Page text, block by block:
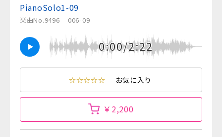
PianoSolo1-09
楽曲No.9496 006-09
0:00/2:22
☆☆☆☆☆ お気に入り
￥2,200